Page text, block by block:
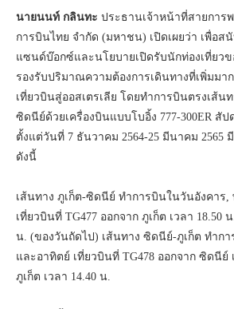
นายนนท์ กลินทะ ประธานเจ้าหน้าที่สายกา
การบินไทย จำกัด (มหาชน) เปิดเผยว่า เพื่อส
แซนด์บ๊อกซ์และนโยบายเปิดรับนักท่องเที่ยวข
รองรับปริมาณความต้องการเดินทางที่เพิ่มมา
เที่ยวบินสู่ออสเตรเลีย โดยทำการบินตรงเส้น
ซิดนีย์ด้วยเครื่องบินแบบโบอิ้ง 777-300ER สัป
ตั้งแต่วันที่ 7 ธันวาคม 2564-25 มีนาคม 2565
ดังนี้
เส้นทาง ภูเก็ต-ซิดนีย์ ทำการบินในวันอังคาร,
เที่ยวบินที่ TG477 ออกจาก ภูเก็ต เวลา 18.50
น. (ของวันถัดไป) เส้นทาง ซิดนีย์-ภูเก็ต ทำก
และอาทิตย์ เที่ยวบินที่ TG478 ออกจาก ซิดนีย์
ภูเก็ต เวลา 14.40 น.